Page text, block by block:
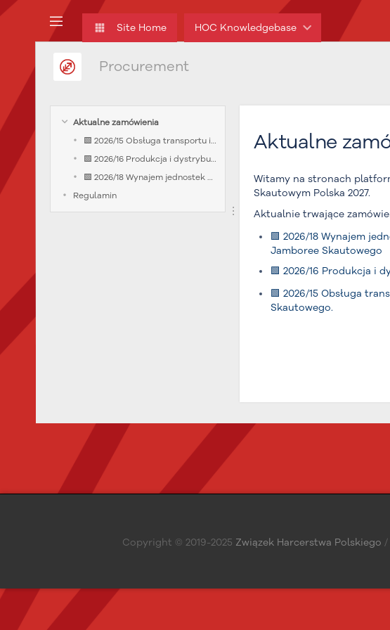
Skip
assistive.skiplink.to.breadcrumbs
assistive.skiplink.to.header.menu
assistive.skiplink.to.action.menu
assistive.skiplink.to.quick.search
Site Home HOC Knowledgebase
Procurement
Aktualne zamówienia
🟩 2026/15 Obsługa transportu i logistyki kontyngentów narodowych XXVI Światowego Jamboree Skautowego.
🟩 2026/16 Produkcja i dystrybucja pudełek programowych propozycji „Wszyscy Jesteśmy Skautami"
🟩 2026/18 Wynajem jednostek pływających na potrzeby programu wodnego XXVI Światowego Jamboree Skautowego
Regulamin
Aktualne
Witamy na stronach
Skautowym Polska 2027.
Aktualnie trwające
🟩 2026/18 Wynajem
Jamboree Skautowego
🟩 2026/16 Produkcja i
🟩 2026/15 Obsługa
Skautowego.
Copyright © 2019-2025 Związek Harcerstwa Polskiego /